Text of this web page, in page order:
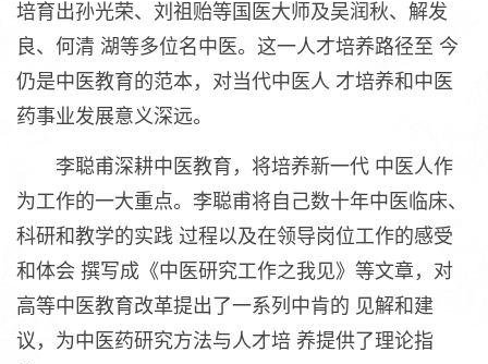
培育出孙光荣、刘祖贻等国医大师及吴润秋、解发
良、何清 湖等多位名中医。这一人才培养路径至 今
仍是中医教育的范本，对当代中医人 才培养和中医
药事业发展意义深远。
李聪甫深耕中医教育，将培养新一代 中医人作
为工作的一大重点。李聪甫将自己数十年中医临床、
科研和教学的实践 过程以及在领导岗位工作的感受
和体会 撰写成《中医研究工作之我见》等文章，对
高等中医教育改革提出了一系列中肯的 见解和建
议，为中医药研究方法与人才培 养提供了理论指